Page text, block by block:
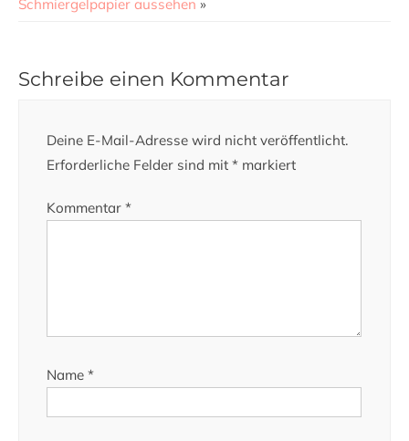
Schmiergelpapier aussehen »
Schreibe einen Kommentar
Deine E-Mail-Adresse wird nicht veröffentlicht.
Erforderliche Felder sind mit * markiert
Kommentar *
Name *